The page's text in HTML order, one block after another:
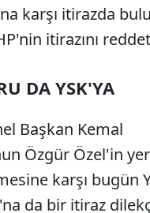
karşı itirazda
itirazını
DA YSK'YA
Başkan Kemal
Özgür Özel'in
karşı bugün
da bir itiraz